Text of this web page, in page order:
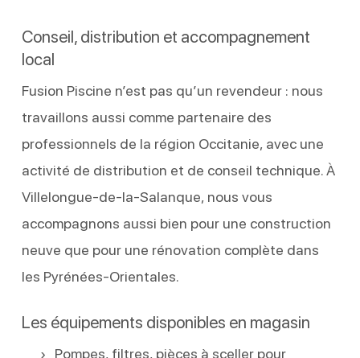
Conseil, distribution et accompagnement
local
Fusion Piscine n’est pas qu’un revendeur : nous
travaillons aussi comme partenaire des
professionnels de la région Occitanie, avec une
activité de distribution et de conseil technique. À
Villelongue-de-la-Salanque, nous vous
accompagnons aussi bien pour une construction
neuve que pour une rénovation complète dans
les Pyrénées-Orientales.
Les équipements disponibles en magasin
Pompes, filtres, pièces à sceller pour